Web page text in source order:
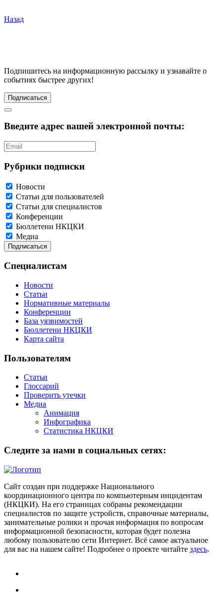
Назад
Подпишитесь на информационную рассылку и узнавайте о
событиях быстрее других!
Подписаться
Введите адрес вашей электронной почты:
Рубрики подписки
Новости
Статьи для пользователей
Статьи для специалистов
Конференции
Бюллетени НКЦКИ
Медиа
Специалистам
Новости
Статьи
Нормативные материалы
Конференции
База уязвимостей
Бюллетени НКЦКИ
Карта сайта
Пользователям
Статьи
Глоссарий
Проверить утечки
Медиа
Анимация
Инфографика
Статистика НКЦКИ
Следите за нами в социальных сетях:
Сайт создан при поддержке Национального
координационного центра по компьютерным инцидентам
(НКЦКИ). На его страницах собраны рекомендации
специалистов по защите устройств, справочные материалы,
занимательные ролики и прочая информация по вопросам
информационной безопасности, которая будет полезна
любому пользователю сети Интернет. Всё самое актуальное
для вас на нашем сайте! Подробнее о проекте читайте здесь.